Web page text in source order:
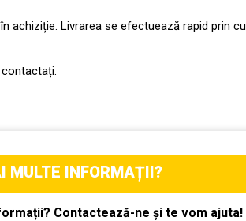
achiziție. Livrarea se efectuează rapid prin
MULTE INFORMAȚII?
Contactează-ne și te vom ajuta!